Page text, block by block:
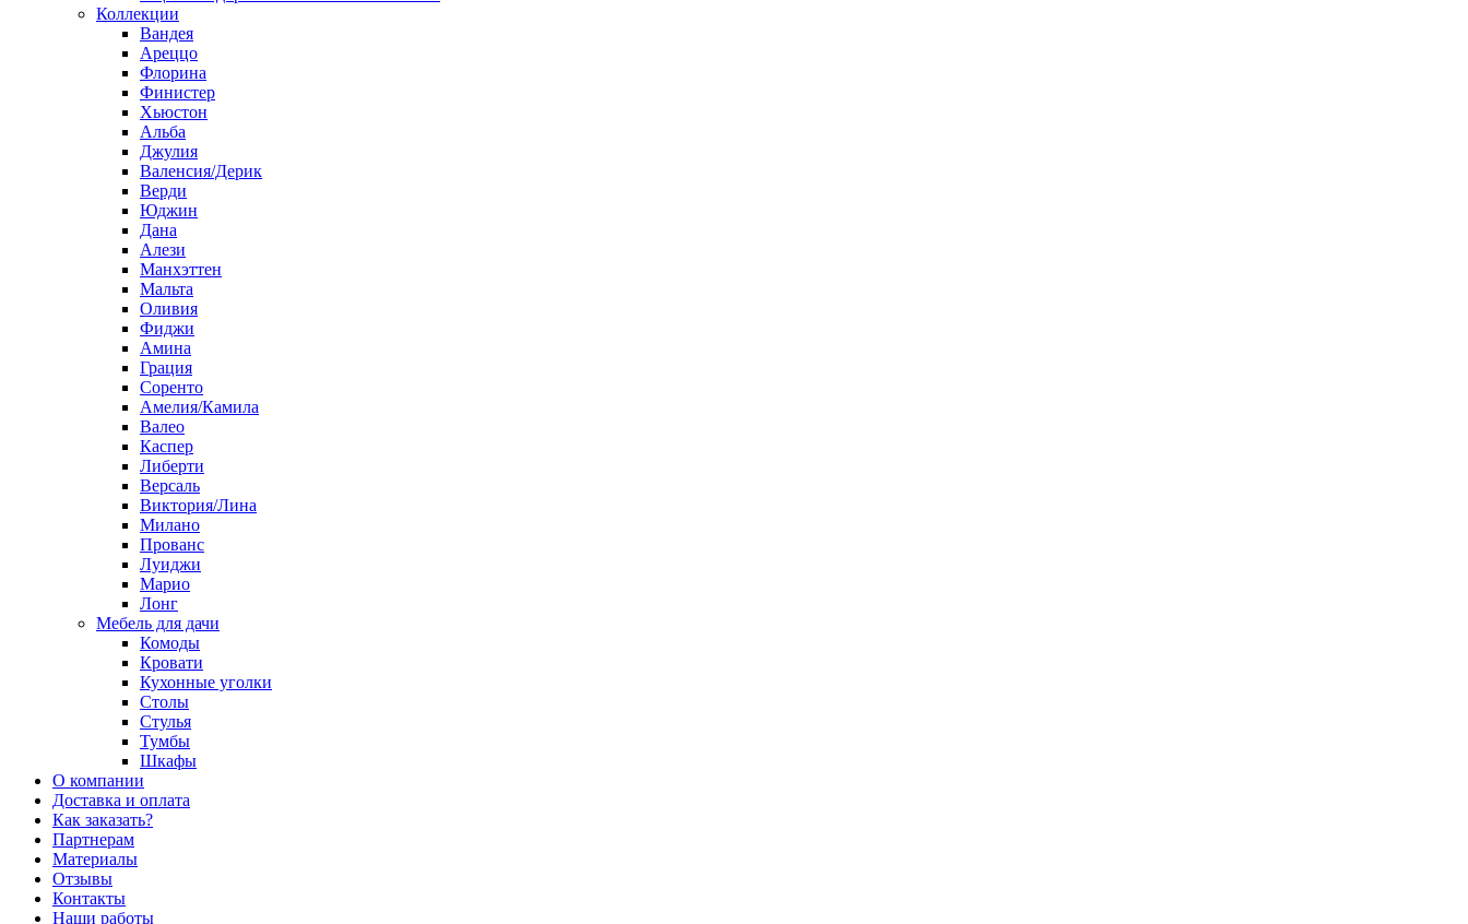
Коллекции
Вандея
Ареццо
Флорина
Финистер
Хьюстон
Альба
Джулия
Валенсия/Дерик
Верди
Юджин
Дана
Алези
Манхэттен
Мальта
Оливия
Фиджи
Амина
Грация
Соренто
Амелия/Камила
Валео
Каспер
Либерти
Версаль
Виктория/Лина
Милано
Прованс
Луиджи
Марио
Лонг
Мебель для дачи
Комоды
Кровати
Кухонные уголки
Столы
Стулья
Тумбы
Шкафы
О компании
Доставка и оплата
Как заказать?
Партнерам
Материалы
Отзывы
Контакты
Наши работы